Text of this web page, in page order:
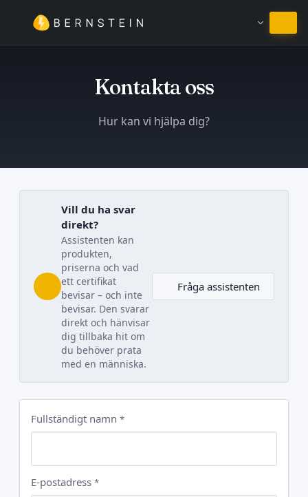
Stanna på Svenska
Kontakta oss
Hur kan vi hjälpa dig?
Vill du ha svar
direkt?
Assistenten kan
produkten,
priserna och vad
ett certifikat
bevisar – och inte
bevisar. Den svarar
direkt och hänvisar
dig tillbaka hit om
du behöver prata
med en människa.
Fråga assistenten
Fullständigt namn *
E-postadress *